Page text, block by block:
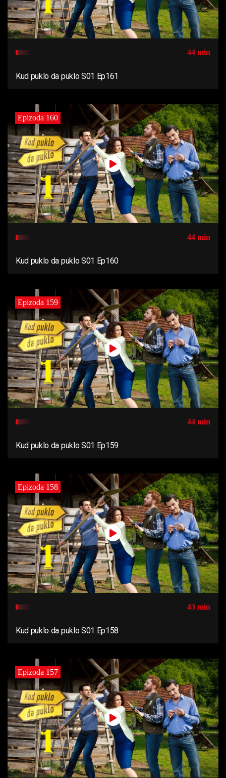
44 min
Kud puklo da puklo S01 Ep161
Epizoda 160
44 min
Kud puklo da puklo S01 Ep160
Epizoda 159
44 min
Kud puklo da puklo S01 Ep159
Epizoda 158
43 min
Kud puklo da puklo S01 Ep158
Epizoda 157